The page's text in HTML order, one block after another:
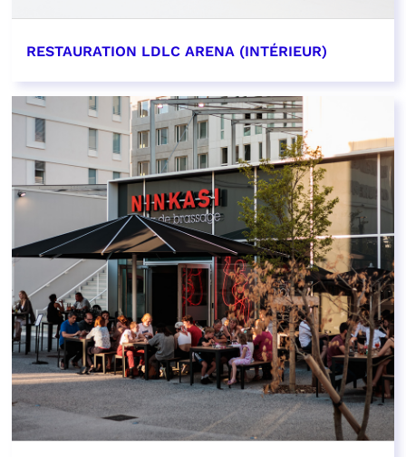
RESTAURATION LDLC ARENA (INTÉRIEUR)
EN SAVOIR PLUS